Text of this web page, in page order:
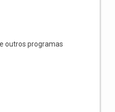
outros programas